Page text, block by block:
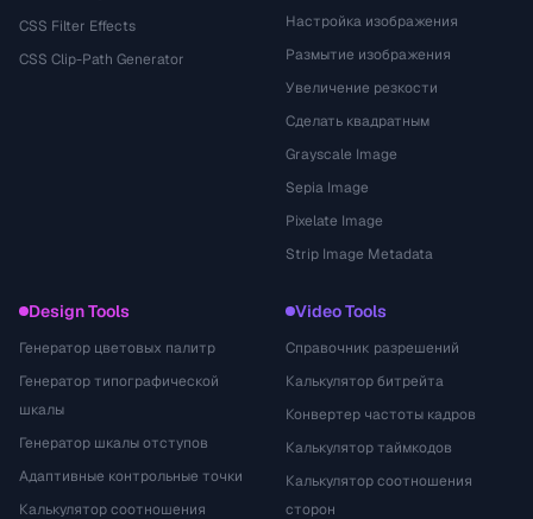
CSS Filter Effects
CSS Clip-Path Generator
Настройка изображения
Размытие изображения
Увеличение резкости
Сделать квадратным
Grayscale Image
Sepia Image
Pixelate Image
Strip Image Metadata
Design Tools
Генератор цветовых палитр
Генератор типографической
шкалы
Генератор шкалы отступов
Адаптивные контрольные точки
Калькулятор соотношения
Video Tools
Справочник разрешений
Калькулятор битрейта
Конвертер частоты кадров
Калькулятор таймкодов
Калькулятор соотношения
сторон